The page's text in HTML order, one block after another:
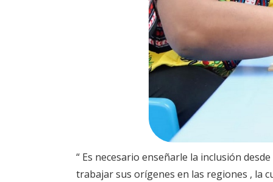
“ Es necesario enseñarle la inclusión
trabajar sus orígenes en las regiones , la